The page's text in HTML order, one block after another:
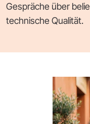
Gespräche über
technische Qualität.